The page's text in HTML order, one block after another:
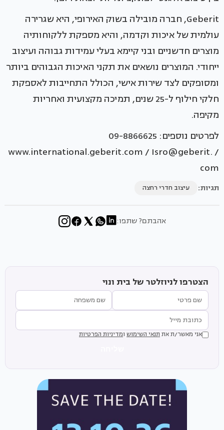
Geberit, חברה מובילה בשוק האירופי, היא שגרירה
עולמית של איכות וקדמה, והיא מספקת ללקוחותיה
מוצרים חדשניים ובני קיימא בעלי עמידות גבוהה ועיצוב
ייחודי. המוצרים נושאים את תקני האיכות הגבוהים ביותר
ומסופקים לצד שירות אישי, הכולל התחייבות לאספקת
חלקי חילוף ל-25 שנים, תמיכה מקצועית ואחריות
מקיפה.
לפרטים נוספים: 09-8866625
/ www.international.geberit.com / Isro@geberit.
com
תגיות: עיצוב חדרי רחצה
אהבתם? שתפו:
הצטרפו לניוזלטר של בית ונוי
אני מאשר/ת את תנאי השימוש ומדיניות הפרטיות